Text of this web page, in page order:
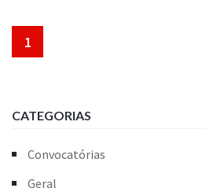
1
CATEGORIAS
Convocatórias
Geral